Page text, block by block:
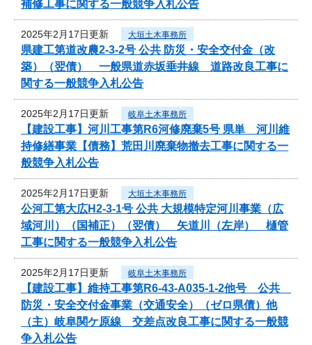
補修工事に関する一般競争入札公告
2025年2月17日更新 大垣土木事務所
県建工第道改農2-3-2号 公共 防災・安全交付金（改
築）（翌債） 一般県道赤坂垂井線 道路改良工事に
関する一般競争入札公告
2025年2月17日更新 岐阜土木事務所
【建設工事】河川工事第R6河修廃棄5号 県単 河川維
持修繕事業【債務】荒田川廃棄物撤去工事に関する一
般競争入札公告
2025年2月17日更新 大垣土木事務所
公河工第大広H2-3-1号 公共 大規模特定河川事業（広
域河川）（国補正）（翌債） 矢道川（左岸） 樋管
工事に関する一般競争入札公告
2025年2月17日更新 岐阜土木事務所
【建設工事】維持工事第R6-43-A035-1-2他号 公共
防災・安全交付金事業（交通安全）（ゼロ県債）他
（主）岐阜関ケ原線 交差点改良工事に関する一般競
争入札公告